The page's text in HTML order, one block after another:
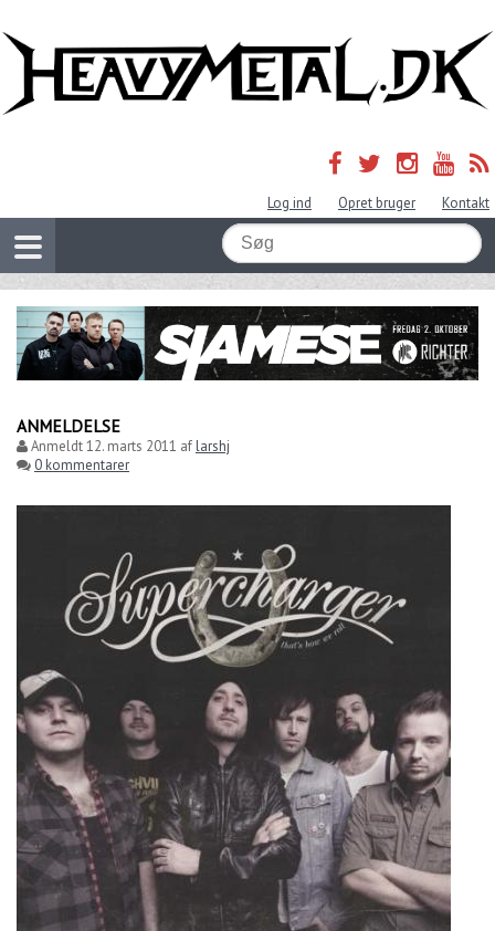
Log ind Opret bruger Kontakt
ANMELDELSE
Anmeldt12. marts 2011 aflarshj
0 kommentarer